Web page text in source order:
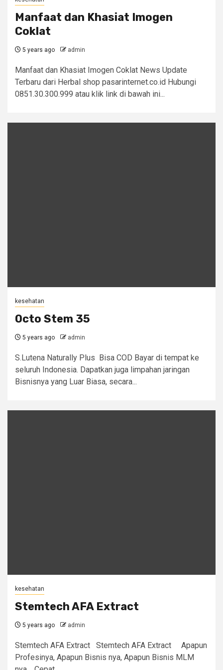
Manfaat dan Khasiat Imogen
Coklat
5 years ago admin
Manfaat dan Khasiat Imogen Coklat News Update
Terbaru dari Herbal shop pasarinternet.co.id Hubungi
0851.30.300.999 atau klik link di bawah ini...
kesehatan
Octo Stem 35
5 years ago admin
S.Lutena Naturally Plus Bisa COD Bayar di tempat ke
seluruh Indonesia. Dapatkan juga limpahan jaringan
Bisnisnya yang Luar Biasa, secara...
kesehatan
Stemtech AFA Extract
5 years ago admin
Stemtech AFA Extract Stemtech AFA Extract Apapun
Profesinya, Apapun Bisnis nya, Apapun Bisnis MLM